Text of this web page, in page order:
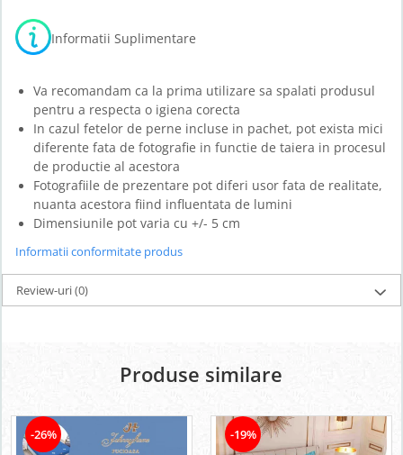
Informatii Suplimentare
Va recomandam ca la prima utilizare sa spalati produsul
pentru a respecta o igiena corecta
In cazul fetelor de perne incluse in pachet, pot exista mici
diferente fata de fotografie in functie de taiera in procesul
de productie al acestora
Fotografiile de prezentare pot diferi usor fata de realitate,
nuanta acestora fiind influentata de lumini
Dimensiunile pot varia cu +/- 5 cm
Informatii conformitate produs
Review-uri(0)
Produse similare
-26% -19%